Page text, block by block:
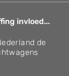
invloed...
de